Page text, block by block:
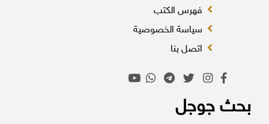
فهرس الكتب
سياسة الخصوصية
اتصل بنا
بحث جوجل